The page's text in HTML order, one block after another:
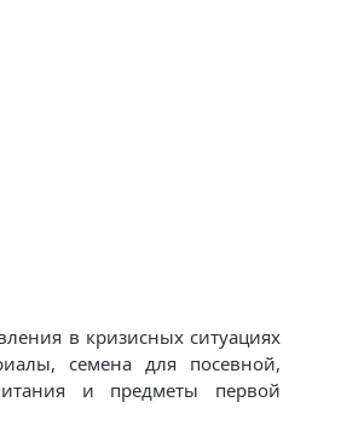
в кризисных ситуациях
семена для посевной,
и предметы первой